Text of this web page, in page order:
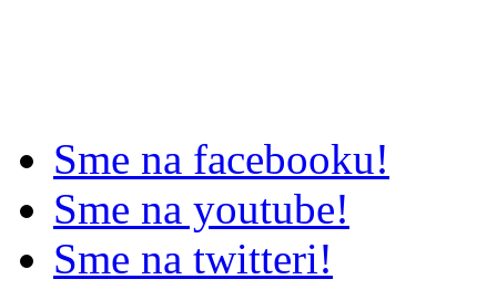
Sme na facebooku!
Sme na youtube!
Sme na twitteri!